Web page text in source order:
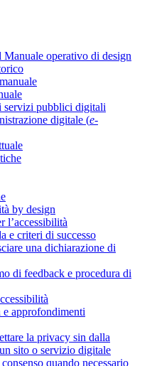
Manuale operativo di design
servizi pubblici digitali
digitale (e-
by design
l’accessibilità
e criteri di successo
una dichiarazione di
di feedback e procedura di
approfondimenti
la privacy sin dalla
sito o servizio digitale
quando necessario